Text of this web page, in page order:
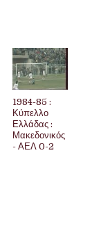
1984-85 :
Κύπελλο
Ελλάδας :
Μακεδονικός
- ΑΕΛ 0-2